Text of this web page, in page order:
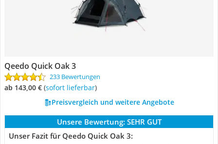
Qeedo Quick Oak 3
233 Bewertungen
ab 143,00 € ( Sofort lieferbar)
Preisvergleich und weitere Angebote
Unsere Bewertung: SEHR GUT
Unser Fazit für Qeedo Quick Oak 3: